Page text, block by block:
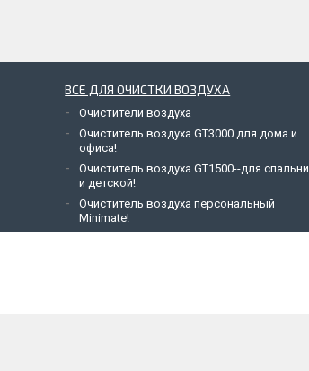
ВСЕ ДЛЯ ОЧИСТКИ ВОЗДУХА
Очистители воздуха
Очиститель воздуха GT3000 для дома и
офиса!
Очиститель воздуха GT1500--для спальни
и детской!
Очиститель воздуха персональный
Minimate!